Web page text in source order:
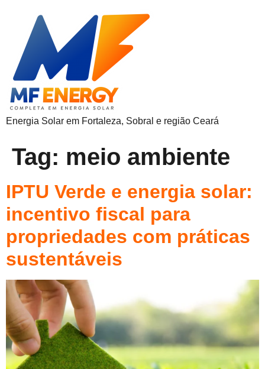
Energia Solar em Fortaleza, Sobral e região Ceará
Tag: meio ambiente
IPTU Verde e energia solar:
incentivo fiscal para
propriedades com práticas
sustentáveis